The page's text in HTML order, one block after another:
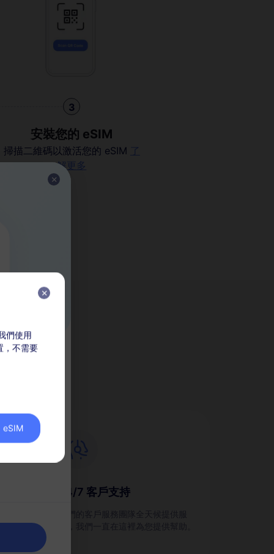
3
安裝您的 eSIM
掃描二維碼以激活您的 eSIM
了
解更多
？
24/7 客戶支持
們使用
，不需要
eSIM